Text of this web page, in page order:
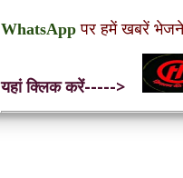
WhatsApp पर हमें खबरें भेजने
यहां क्लिक करें----->